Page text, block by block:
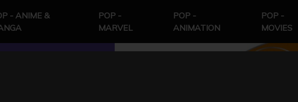
- ANIME &
POP -
MARVEL
POP -
ANIMATION
POP -
MOVIES